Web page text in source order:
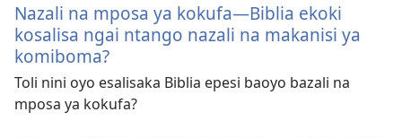
Nazali na mposa ya kokufa​—Biblia ekoki
kosalisa ngai ntango nazali na makanisi ya
komiboma?
Toli nini oyo esalisaka Biblia epesi baoyo bazali na
mposa ya kokufa?